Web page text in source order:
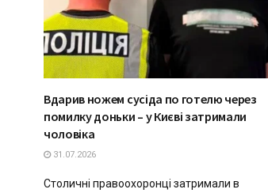
Вдарив ножем сусіда по готелю через
помилку доньки – у Києві затримали
чоловіка
31.07.2026
Столичні правоохоронці затримали в